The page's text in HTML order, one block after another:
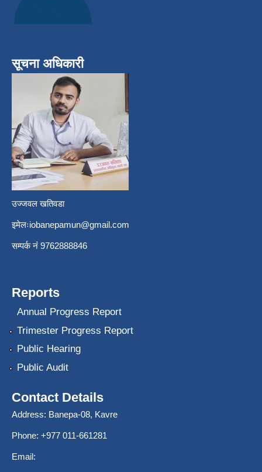
सूचना अधिकारी
उज्जवल खतिवडा
इमेलःiobanepamun@gmail.com
सम्पर्क नंं 9762888846
Reports
Annual Progress Report
Trimester Progress Report
Public Hearing
Public Audit
Contact Details
Address: Banepa-08, Kavre
Phone: +977 011-661281
Email: